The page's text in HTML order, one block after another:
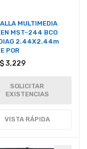
MULTIMEDIA
MST-244 BCO
2.44X2.44m
POR
$ 3,229
SOLICITAR
EXISTENCIAS
VISTA RÁPIDA